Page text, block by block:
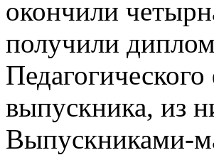
окончили
получили
выпускника, из
Выпускниками-